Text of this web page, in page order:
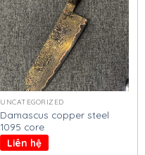
UNCATEGORIZED
Damascus copper steel
1095 core
Liên hệ